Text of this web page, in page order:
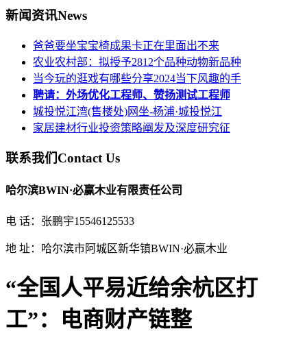
新闻资讯News
爸爸要坐宝宝椅成果卡正在里面出不来
农业农村部：拟授予2812个品种动物新品种
当今玩的逛戏有哪些分享2024当下风趣的手
聘请：外场优化工程师、赞扬测试工程师
城投悦江湾(售楼处)网坐-杨浦·城投悦江
家居建材行业投资策略阐发及深度研究征
联系我们Contact Us
哈尔滨BWIN·必赢木业有限责任公司
电 话：张鹏宇15546125533
地 址：哈尔滨市阿城区新华镇BWIN·必赢木业
“全国人平易近给余杭区打
工”：电商财产链整